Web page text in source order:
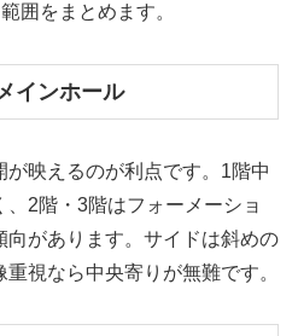
囲をまとめます。
インホール
が映えるのが利点です。1階中
2階・3階はフォーメーショ
向があります。サイドは斜めの
視なら中央寄りが無難です。